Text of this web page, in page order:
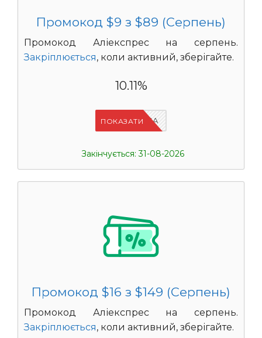
Промокод $9 з $89 (Серпень)
Промокод Аліекспрес на серпень.
Закріплюється, коли активний, зберігайте.
10.11%
IFPN6ZUA
ПОКАЗАТИ
Закінчується: 31-08-2026
Промокод $16 з $149 (Серпень)
Промокод Аліекспрес на серпень.
Закріплюється, коли активний, зберігайте.